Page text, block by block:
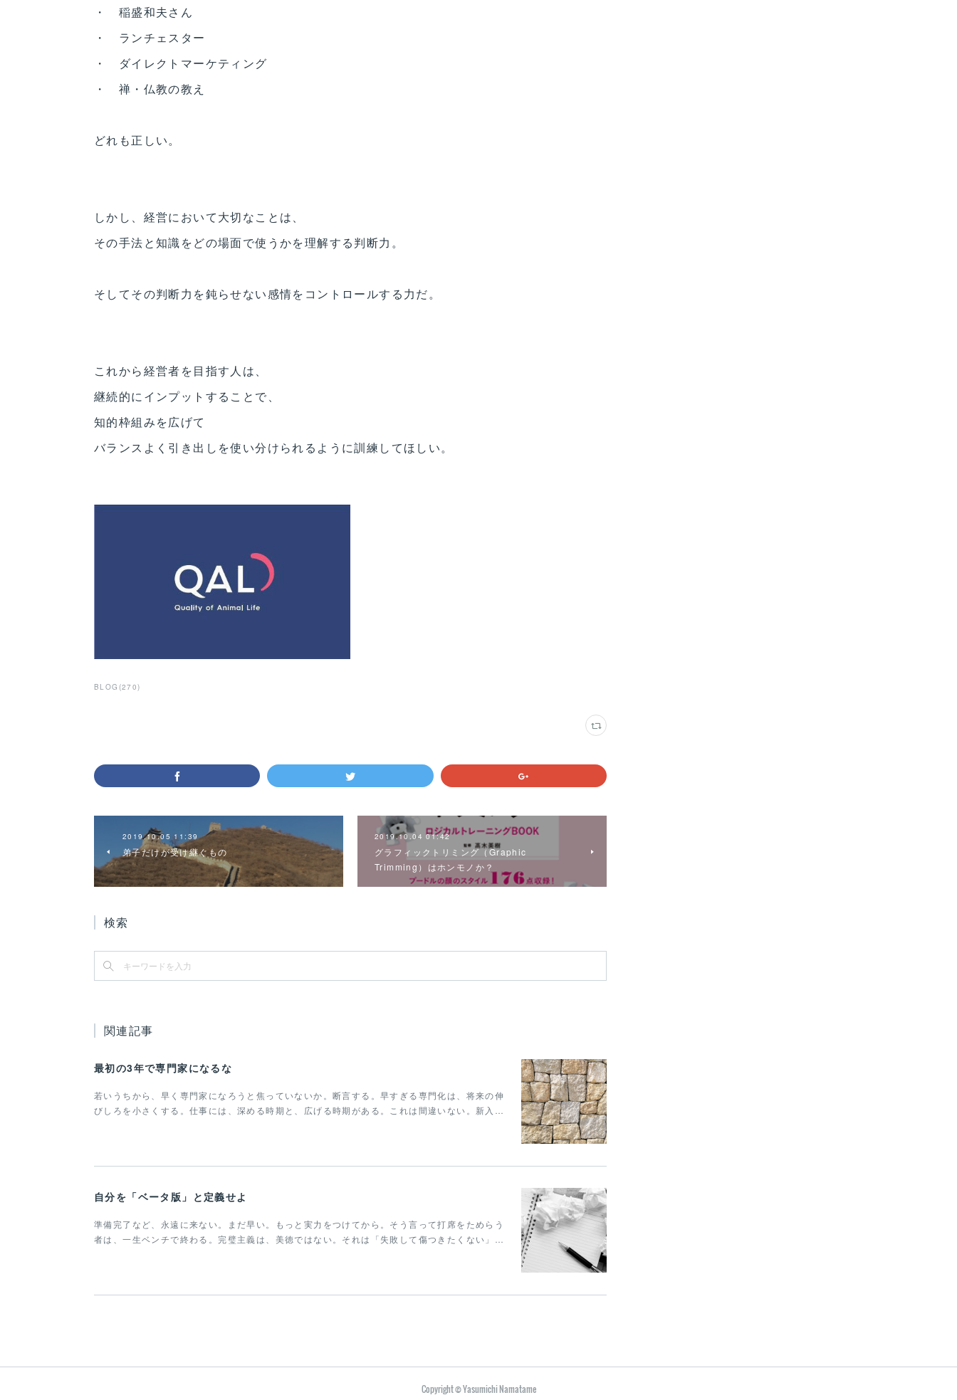
・ 稲盛和夫さん
・ ランチェスター
・ ダイレクトマーケティング
・ 禅・仏教の教え
どれも正しい。
しかし、経営において大切なことは、
その手法と知識をどの場面で使うかを理解する判断力。
そしてその判断力を鈍らせない感情をコントロールする力だ。
これから経営者を目指す人は、
継続的にインプットすることで、
知的枠組みを広げて
バランスよく引き出しを使い分けられるように訓練してほしい。
BLOG (270)
2019.10.05 11:39
弟子だけが受け継ぐもの
2019.10.04 01:42
グラフィックトリミング（Graphic
Trimming）はホンモノか？
検索
関連記事
最初の3年で専門家になるな
若いうちから、早く専門家になろうと焦っていないか。断言する。早すぎる専門化は、将来の伸
びしろを小さくする。仕事には、深める時期と、広げる時期がある。これは間違いない。新入…
自分を「ベータ版」と定義せよ
準備完了など、永遠に来ない。まだ早い。もっと実力をつけてから。そう言って打席をためらう
者は、一生ベンチで終わる。完璧主義は、美徳ではない。それは「失敗して傷つきたくない」…
Copyright © Yasumichi Namatame